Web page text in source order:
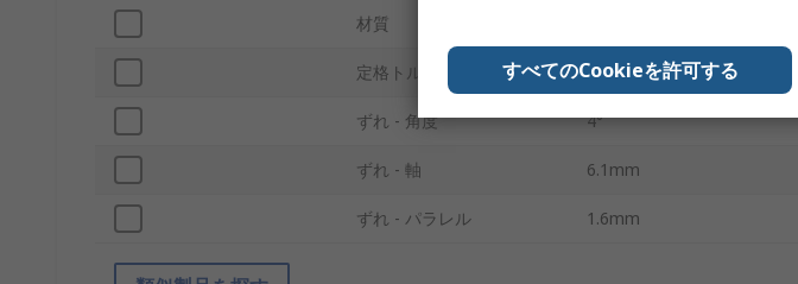
材質
定格トルク 250Nm
ずれ - 角度 4°
ずれ - 軸 6.1mm
ずれ - パラレル 1.6mm
すべてのCookieを許可する